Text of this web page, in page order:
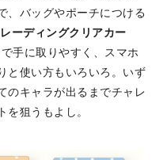
、バッグやポーチにつける
レーディングクリアカー
手に取りやすく、スマホ
と使い方もいろいろ。いず
のキャラが出るまでチャレ
を狙うもよし。